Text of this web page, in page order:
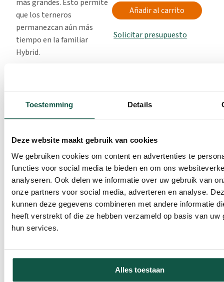
Toestemming Details
Deze website maakt gebruik van cookies
We gebruiken cookies om content en advertenties te
functies voor social media te bieden en om ons
analyseren. Ook delen we informatie over uw gebruik van
onze partners voor social media, adverteren en analyse.
kunnen deze gegevens combineren met andere informatie
heeft verstrekt of die ze hebben verzameld op basis van uw
hun services.
Alles toestaan
más grandes. Esto permite
que los terneros
permanezcan aún más
tiempo en la familiar
Hybrid.
gran selección de
accesorios de alimentación.
Una valla lateral tiene una
puerta para facilitar el
acceso y la otra valla lateral
contiene cinco barras
desmontables, que le
permiten montar uno o dos
AdLibFeeders, o un
CombiFeeder XL grande.
también son adecuadas
para montar nuestro grupo
Añadir al carrito
Solicitar presupuesto